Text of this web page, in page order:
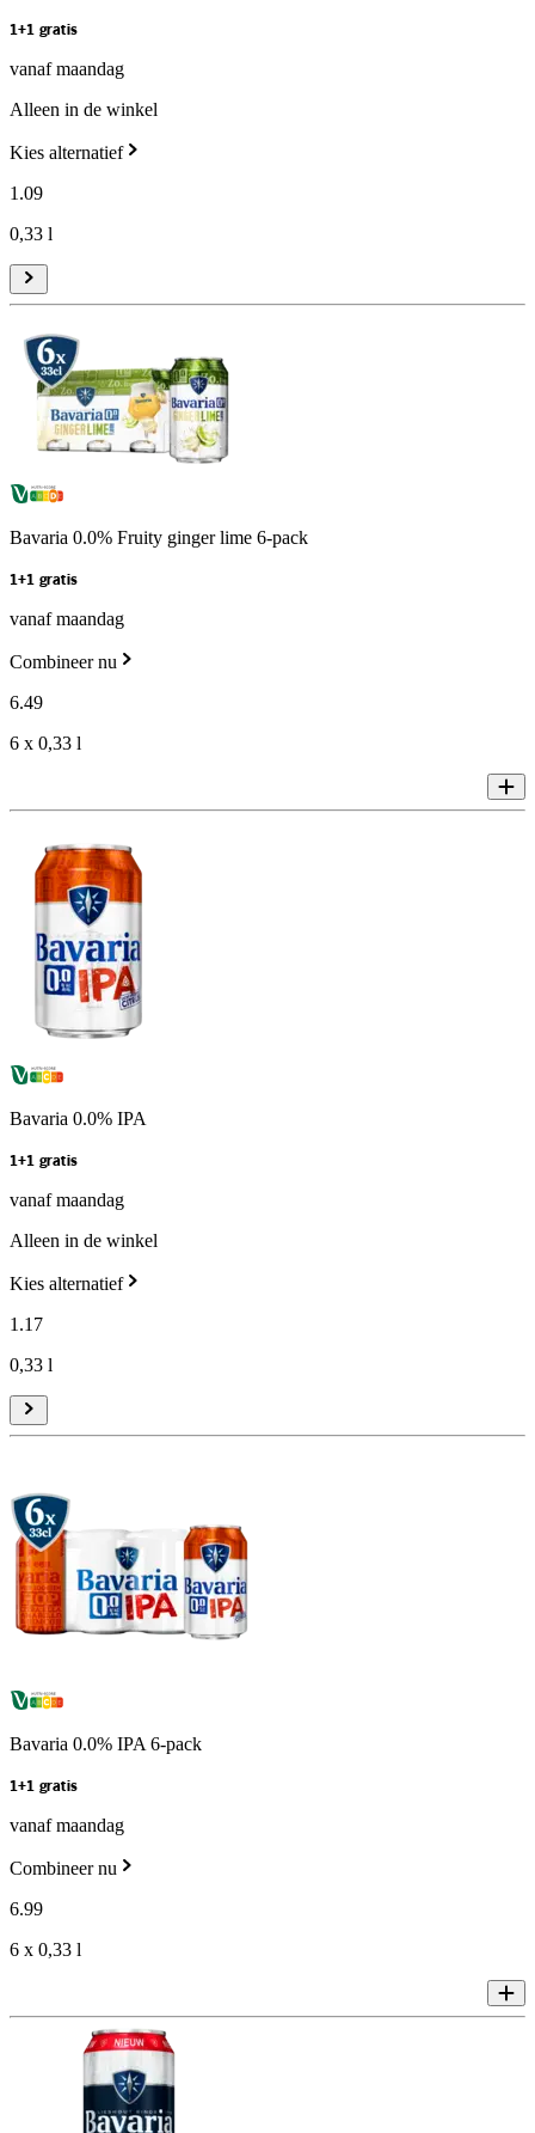
1+1 gratis
vanaf maandag
Alleen in de winkel
Kies alternatief
1.09
0,33 l
Bavaria 0.0% Fruity ginger lime 6-pack
1+1 gratis
vanaf maandag
Combineer nu
6.49
6 x 0,33 l
Bavaria 0.0% IPA
1+1 gratis
vanaf maandag
Alleen in de winkel
Kies alternatief
1.17
0,33 l
Bavaria 0.0% IPA 6-pack
1+1 gratis
vanaf maandag
Combineer nu
6.99
6 x 0,33 l